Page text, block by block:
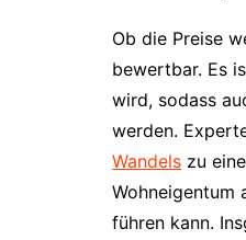
Ob die Preise
bewertbar. Es
wird, sodass
werden.
Wandels zu
Wohneigentum
führen kann.